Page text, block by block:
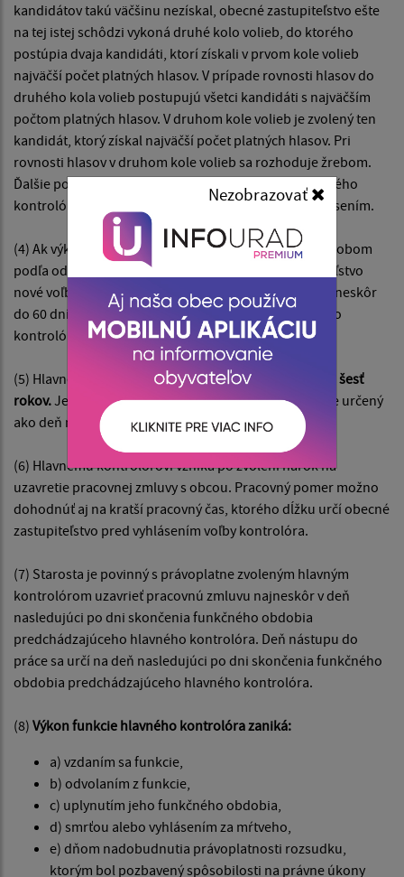
Nezobrazovať
kandidátov takú väčšinu nezískal, obecné zastupiteľstvo ešte
na tej istej schôdzi vykoná druhé kolo volieb, do ktorého
postúpia dvaja kandidáti, ktorí získali v prvom kole volieb
najväčší počet platných hlasov. V prípade rovnosti hlasov do
druhého kola volieb postupujú všetci kandidáti s najväčším
počtom platných hlasov. V druhom kole volieb je zvolený ten
kandidát, ktorý získal najväčší počet platných hlasov. Pri
rovnosti hlasov v druhom kole volieb sa rozhoduje žrebom.
Ďalšie podrobnosti o spôsobe a vykonaní voľby hlavného
kontrolóra a náležitosti prihlášky ustanoví obec uznesením.
(4) Ak výkon funkcie hlavného kontrolóra zaniká spôsobom
podľa odseku 8 písm. a), b) alebo d), vyhlási zastupiteľstvo
nové voľby hlavného kontrolóra tak, aby sa konali najneskôr
do 60 dní odo dňa skončenia výkonu funkcie hlavného
kontrolóra.
(5) Hlavného kontrolóravolí obecné zastupiteľstvo na šesť
rokov.Jeho funkčné obdobie sa začína dňom, ktorý je určený
ako deň nástupu do práce.
(6) Hlavnému kontrolórovi vzniká po zvolení nárok na
uzavretie pracovnej zmluvy s obcou. Pracovný pomer možno
dohodnúť aj na kratší pracovný čas, ktorého dĺžku určí obecné
zastupiteľstvo pred vyhlásením voľby kontrolóra.
(7) Starosta je povinný s právoplatne zvoleným hlavným
kontrolórom uzavrieť pracovnú zmluvu najneskôr v deň
nasledujúci po dni skončenia funkčného obdobia
predchádzajúceho hlavného kontrolóra. Deň nástupu do
práce sa určí na deň nasledujúci po dni skončenia funkčného
obdobia predchádzajúceho hlavného kontrolóra.
(8) Výkon funkcie hlavného kontrolóra zaniká:
a) vzdaním sa funkcie,
b) odvolaním z funkcie,
c) uplynutím jeho funkčného obdobia,
d) smrťou alebo vyhlásením za mŕtveho,
e) dňom nadobudnutia právoplatnosti rozsudku,
ktorým bol pozbavený spôsobilosti na právne úkony